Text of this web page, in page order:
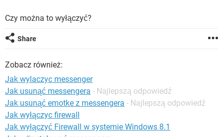
Czy można to wyłączyć?
Share
Zobacz również:
Jak wylaczyc messenger
Jak usunąć messengera - Najlepszą odpowiedź
Jak usunąć emotke z messengera - Najlepszą odpowiedź
Jak wyłączyc firewall
Jak wyłączyć Firewall w systemie Windows 8.1